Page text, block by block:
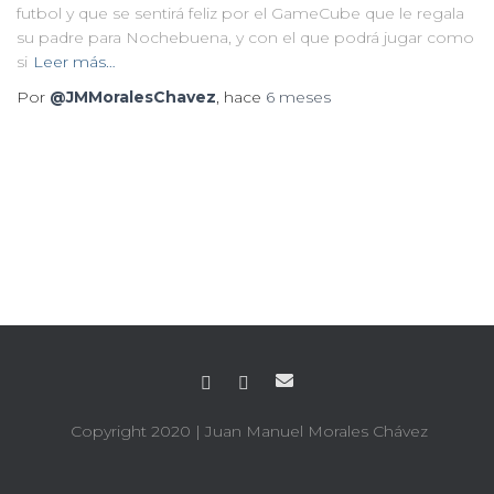
futbol y que se sentirá feliz por el GameCube que le regala
su padre para Nochebuena, y con el que podrá jugar como
si Leer más…
Por @JMMoralesChavez, hace 6 meses
Copyright 2020 | Juan Manuel Morales Chávez